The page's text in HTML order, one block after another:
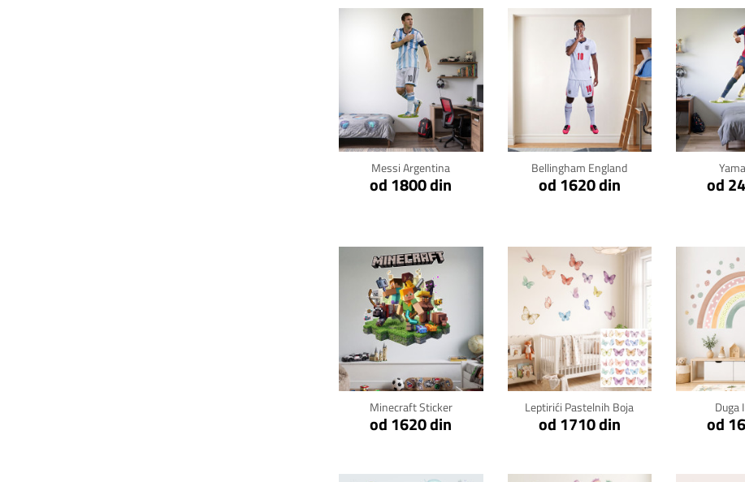
Messi Argentina
od 1800 din
Klikni za detalje
Bellingham England
od 1620 din
Klikni za detalje
od
Klikni
Minecraft Sticker
od 1620 din
Klikni za detalje
Leptirići Pastelnih Boja
od 1710 din
Klikni za detalje
Duga
od
Klikni